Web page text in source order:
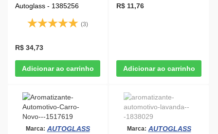
Autoglass - 1385256
(3)
R$ 34,73
R$ 11,76
Marca: AUTOGLASS Marca: AUTOGLASS